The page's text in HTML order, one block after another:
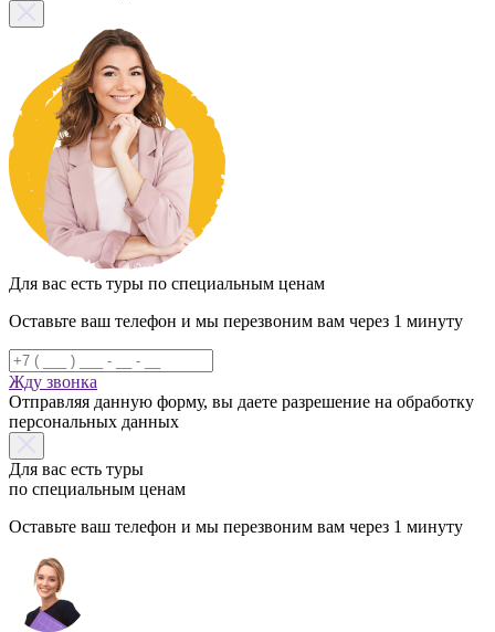
Для вас есть туры по специальным ценам
Оставьте ваш телефон и мы перезвоним вам через 1 минуту
Жду звонка
Отправляя данную форму, вы даете разрешение на обработку
персональных данных
Для вас есть туры
по специальным ценам
Оставьте ваш телефон и мы перезвоним вам через 1 минуту